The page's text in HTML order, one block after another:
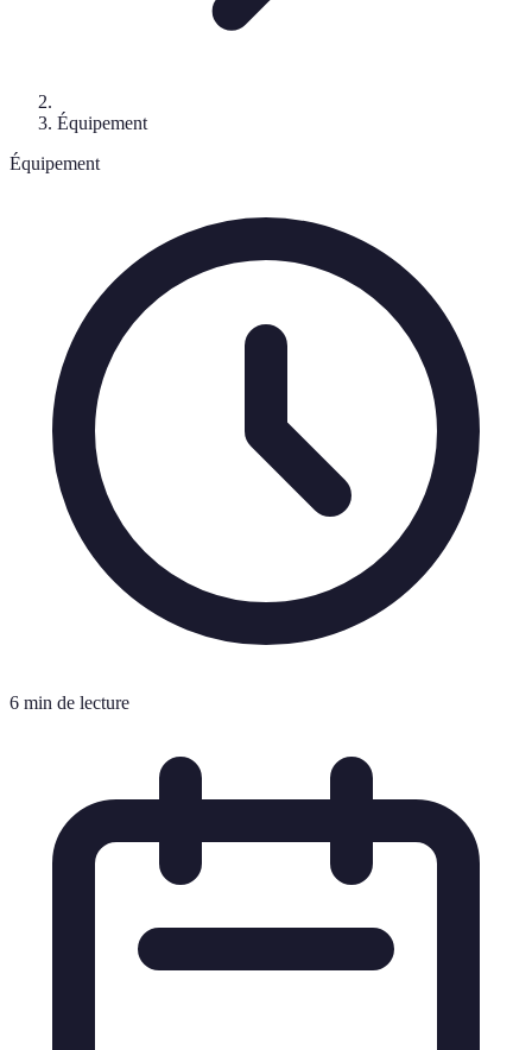
Équipement
Équipement
6 min de lecture